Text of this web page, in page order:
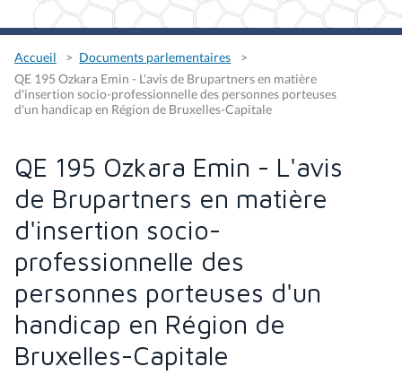
Accueil
Documents parlementaires
QE 195 Ozkara Emin - L'avis de Brupartners en matière
d'insertion socio-professionnelle des personnes porteuses
d'un handicap en Région de Bruxelles-Capitale
QE 195 Ozkara Emin - L'avis
de Brupartners en matière
d'insertion socio-
professionnelle des
personnes porteuses d'un
handicap en Région de
Bruxelles-Capitale